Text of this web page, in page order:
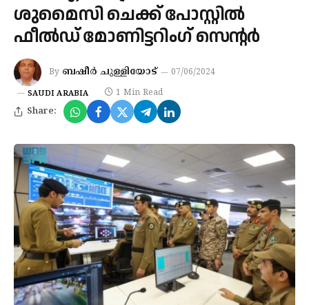
ശുമൈസി ചെക്ക് പോസ്റ്റില്‍
ഫീൽഡ് മോണിട്ടറിംഗ് സെന്റര്‍
By ബഷീർ ചുള്ളിയോട് 07/06/2024
SAUDI ARABIA 1 Min Read
Share: